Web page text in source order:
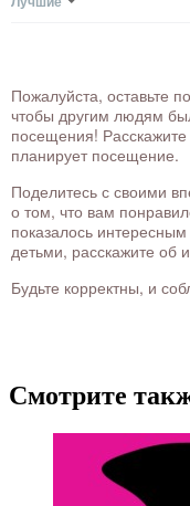
Пожалуйста, оставьте
чтобы другим людям
посещения! Расскажите
планирует посещение.
Поделитесь с своими
о том, что вам
показалось
детьми, расскажите об
Будьте корректны, и
Смотрите